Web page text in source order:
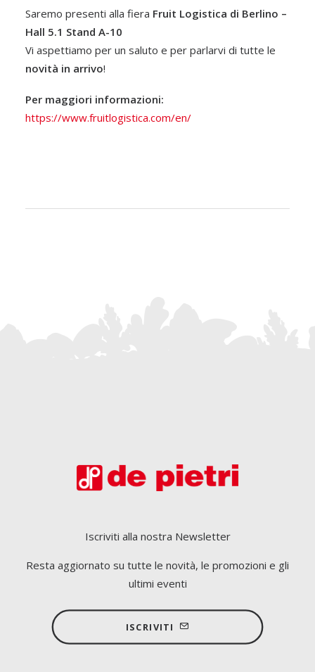
Saremo presenti alla fiera Fruit Logistica di Berlino –
Hall 5.1 Stand A-10
Vi aspettiamo per un saluto e per parlarvi di tutte le
novità in arrivo!
Per maggiori informazioni:
https://www.fruitlogistica.com/en/
Iscriviti alla nostra Newsletter
Resta aggiornato su tutte le novità, le promozioni e gli
ultimi eventi
ISCRIVITI